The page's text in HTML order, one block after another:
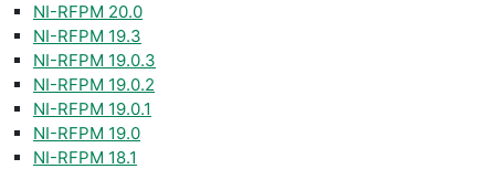
NI-RFPM 20.0
NI-RFPM 19.3
NI-RFPM 19.0.3
NI-RFPM 19.0.2
NI-RFPM 19.0.1
NI-RFPM 19.0
NI-RFPM 18.1